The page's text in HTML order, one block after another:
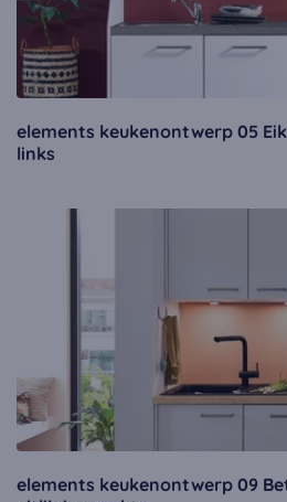
elements keukenontwerp 05
links
elements keukenontwerp 09